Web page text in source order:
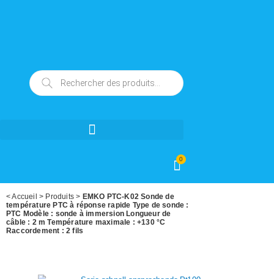
0
<Accueil > Produits > EMKO PTC-K02 Sonde de
température PTC à réponse rapide Type de sonde :
PTC Modèle : sonde à immersion Longueur de
câble : 2 m Température maximale : +130 °C
Raccordement : 2 fils